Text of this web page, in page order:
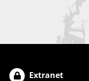
Extranet